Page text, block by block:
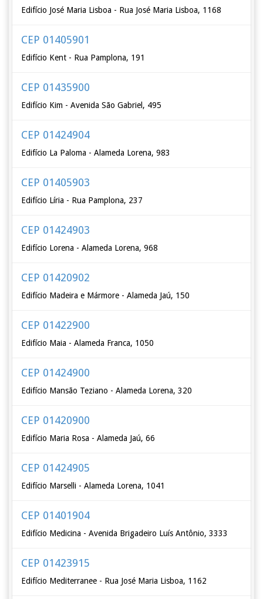
Edifício José Maria Lisboa - Rua José Maria Lisboa, 1168
CEP 01405901
Edifício Kent - Rua Pamplona, 191
CEP 01435900
Edifício Kim - Avenida São Gabriel, 495
CEP 01424904
Edifício La Paloma - Alameda Lorena, 983
CEP 01405903
Edifício Líria - Rua Pamplona, 237
CEP 01424903
Edifício Lorena - Alameda Lorena, 968
CEP 01420902
Edifício Madeira e Mármore - Alameda Jaú, 150
CEP 01422900
Edifício Maia - Alameda Franca, 1050
CEP 01424900
Edifício Mansão Teziano - Alameda Lorena, 320
CEP 01420900
Edifício Maria Rosa - Alameda Jaú, 66
CEP 01424905
Edifício Marselli - Alameda Lorena, 1041
CEP 01401904
Edifício Medicina - Avenida Brigadeiro Luís Antônio, 3333
CEP 01423915
Edifício Mediterranee - Rua José Maria Lisboa, 1162